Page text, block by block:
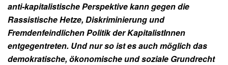
anti-kapitalistische Perspektive kann gegen die
Rassistische Hetze, Diskriminierung und
Fremdenfeindlichen Politik der KapitalistInnen
entgegentreten. Und nur so ist es auch möglich das
demokratische, ökonomische und soziale Grundrecht